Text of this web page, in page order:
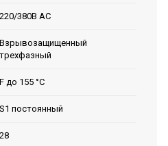
220/380В AC
Взрывозащищенный
трехфазный
F до 155 °C
S1 постоянный
28